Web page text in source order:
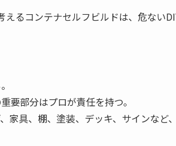
えるコンテナセルフビルドは、危ない
要部分はプロが責任を持つ。
家具、棚、塗装、デッキ、サインなど